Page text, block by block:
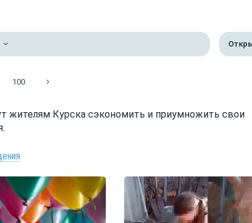
100
жителям Курска сэкономить и приумножить свои